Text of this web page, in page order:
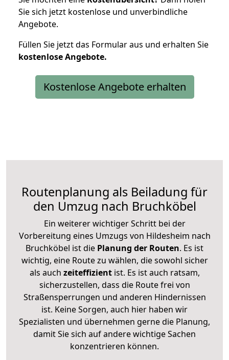
Sie sich jetzt kostenlose und unverbindliche
Angebote.
Füllen Sie jetzt das Formular aus und erhalten Sie
kostenloseAngebote.
Kostenlose Angebote erhalten
Routenplanung als Beiladung für
den Umzug nach Bruchköbel
Ein weiterer wichtiger Schritt bei der
Vorbereitung eines Umzugs von Hildesheim nach
Bruchköbel ist die Planung der Routen. Es ist
wichtig, eine Route zu wählen, die sowohl sicher
als auch zeiteffizientist. Es ist auch ratsam,
sicherzustellen, dass die Route frei von
Straßensperrungen und anderen Hindernissen
ist. Keine Sorgen, auch hier haben wir
Spezialisten und übernehmen gerne die Planung,
damit Sie sich auf andere wichtige Sachen
konzentrieren können.